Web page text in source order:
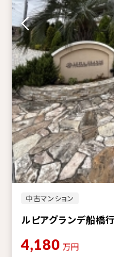
中古マンション
ルピアグランデ船橋
4,180 万円